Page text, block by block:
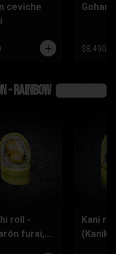
ceviche
Gohan
$8.490
- rainbow
roll -
furai,
Kani